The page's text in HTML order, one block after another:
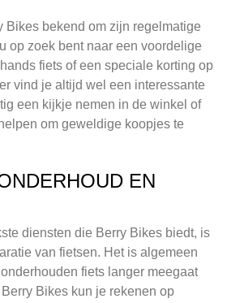
Bikes bekend om zijn regelmatige
op zoek bent naar een voordelige
fiets of een speciale korting op
vind je altijd wel een interessante
een kijkje nemen in de winkel of
om geweldige koopjes te
EN
diensten die Berry Bikes biedt, is
van fietsen. Het is algemeen
fiets langer meegaat
Bikes kun je rekenen op